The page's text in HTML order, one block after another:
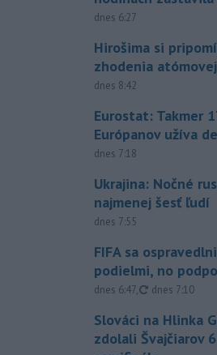
dnes 6:27
Hirošima si
zhodenia
dnes 8:42
Eurostat: Takmer
Európanov užíva
dnes 7:18
Ukrajina: Nočné
najmenej šesť ľudí
dnes 7:55
FIFA sa
podielmi, no
dnes 6:47, aktualizované
dnes 7:10
Slováci na Hlinka
zdolali Švajčiarov